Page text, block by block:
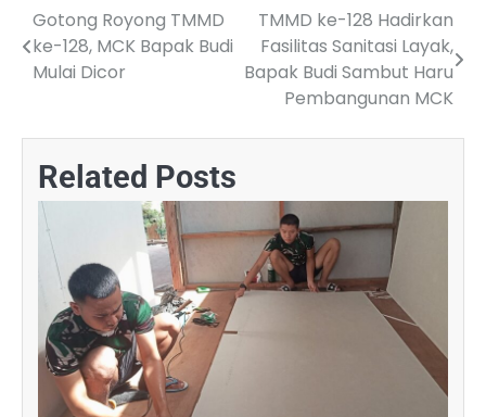
Post
navigation
Gotong Royong TMMD
ke-128, MCK Bapak Budi
Mulai Dicor
TMMD ke-128 Hadirkan
Fasilitas Sanitasi Layak,
Bapak Budi Sambut Haru
Pembangunan MCK
Related Posts